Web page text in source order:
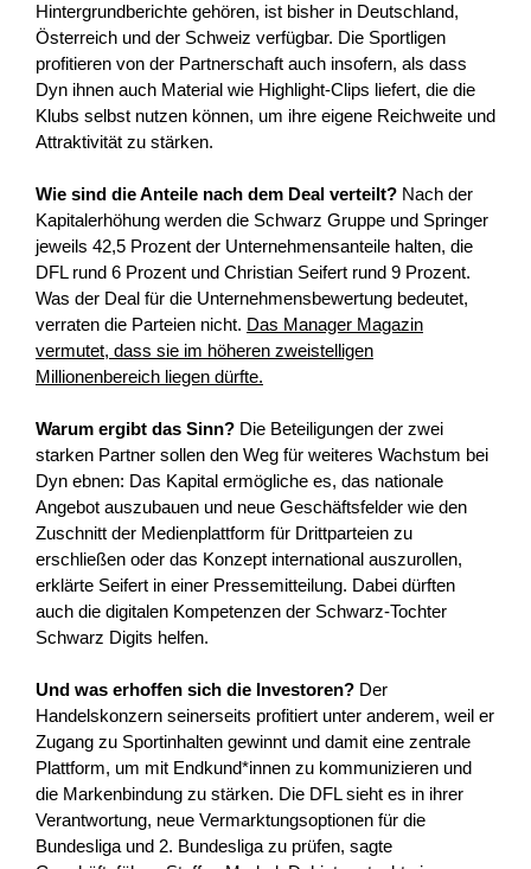
Hintergrundberichte gehören, ist bisher in Deutschland,
Österreich und der Schweiz verfügbar. Die Sportligen
profitieren von der Partnerschaft auch insofern, als dass
Dyn ihnen auch Material wie Highlight-Clips liefert, die die
Klubs selbst nutzen können, um ihre eigene Reichweite und
Attraktivität zu stärken.
Wie sind die Anteile nach dem Deal verteilt? Nach der
Kapitalerhöhung werden die Schwarz Gruppe und Springer
jeweils 42,5 Prozent der Unternehmensanteile halten, die
DFL rund 6 Prozent und Christian Seifert rund 9 Prozent.
Was der Deal für die Unternehmensbewertung bedeutet,
verraten die Parteien nicht. Das Manager Magazin
vermutet, dass sie im höheren zweistelligen
Millionenbereich liegen dürfte.
Warum ergibt das Sinn? Die Beteiligungen der zwei
starken Partner sollen den Weg für weiteres Wachstum bei
Dyn ebnen: Das Kapital ermögliche es, das nationale
Angebot auszubauen und neue Geschäftsfelder wie den
Zuschnitt der Medienplattform für Drittparteien zu
erschließen oder das Konzept international auszurollen,
erklärte Seifert in einer Pressemitteilung. Dabei dürften
auch die digitalen Kompetenzen der Schwarz-Tochter
Schwarz Digits helfen.
Und was erhoffen sich die Investoren? Der
Handelskonzern seinerseits profitiert unter anderem, weil er
Zugang zu Sportinhalten gewinnt und damit eine zentrale
Plattform, um mit Endkund*innen zu kommunizieren und
die Markenbindung zu stärken. Die DFL sieht es in ihrer
Verantwortung, neue Vermarktungsoptionen für die
Bundesliga und 2. Bundesliga zu prüfen, sagte